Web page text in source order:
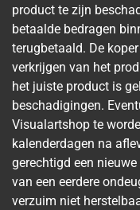
product te zijn
betaalde bedragen
terugbetaald. De
verkrijgen van het
het juiste product is
beschadigingen.
Visualartshop te
kalenderdagen na
gerechtigd een
van een eerdere
verzuim niet